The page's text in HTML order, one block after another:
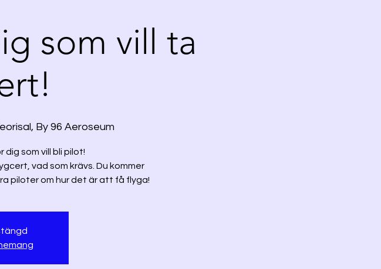
som vill ta
By 96 Aeroseum
som vill bli pilot!
vad som krävs. Du kommer
piloter om hur det är att få flyga!